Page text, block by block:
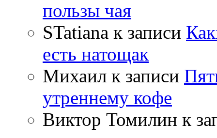
пользы чая
STatiana к записи
есть натощак
Михаил к записи
утреннему кофе
Виктор Томилин к